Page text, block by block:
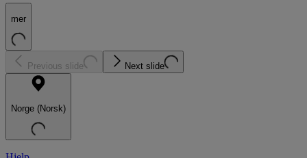
mer
Previous slide Next slide
Norge (Norsk)